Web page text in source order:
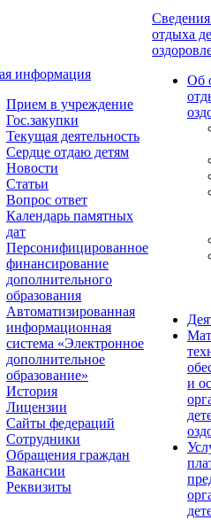
информация
Прием в учреждение
Гос.закупки
Текущая деятельность
Сердце отдаю детям
Новости
Статьи
Вопрос ответ
Календарь памятных
дат
Персонифицированное
финансирование
дополнительного
образования
Автоматизированная
информационная
система «Электронное
дополнительное
образование»
История
Лицензии
Сайты федераций
Сотрудники
Обращения граждан
Вакансии
Реквизиты
отдыха
Об
и